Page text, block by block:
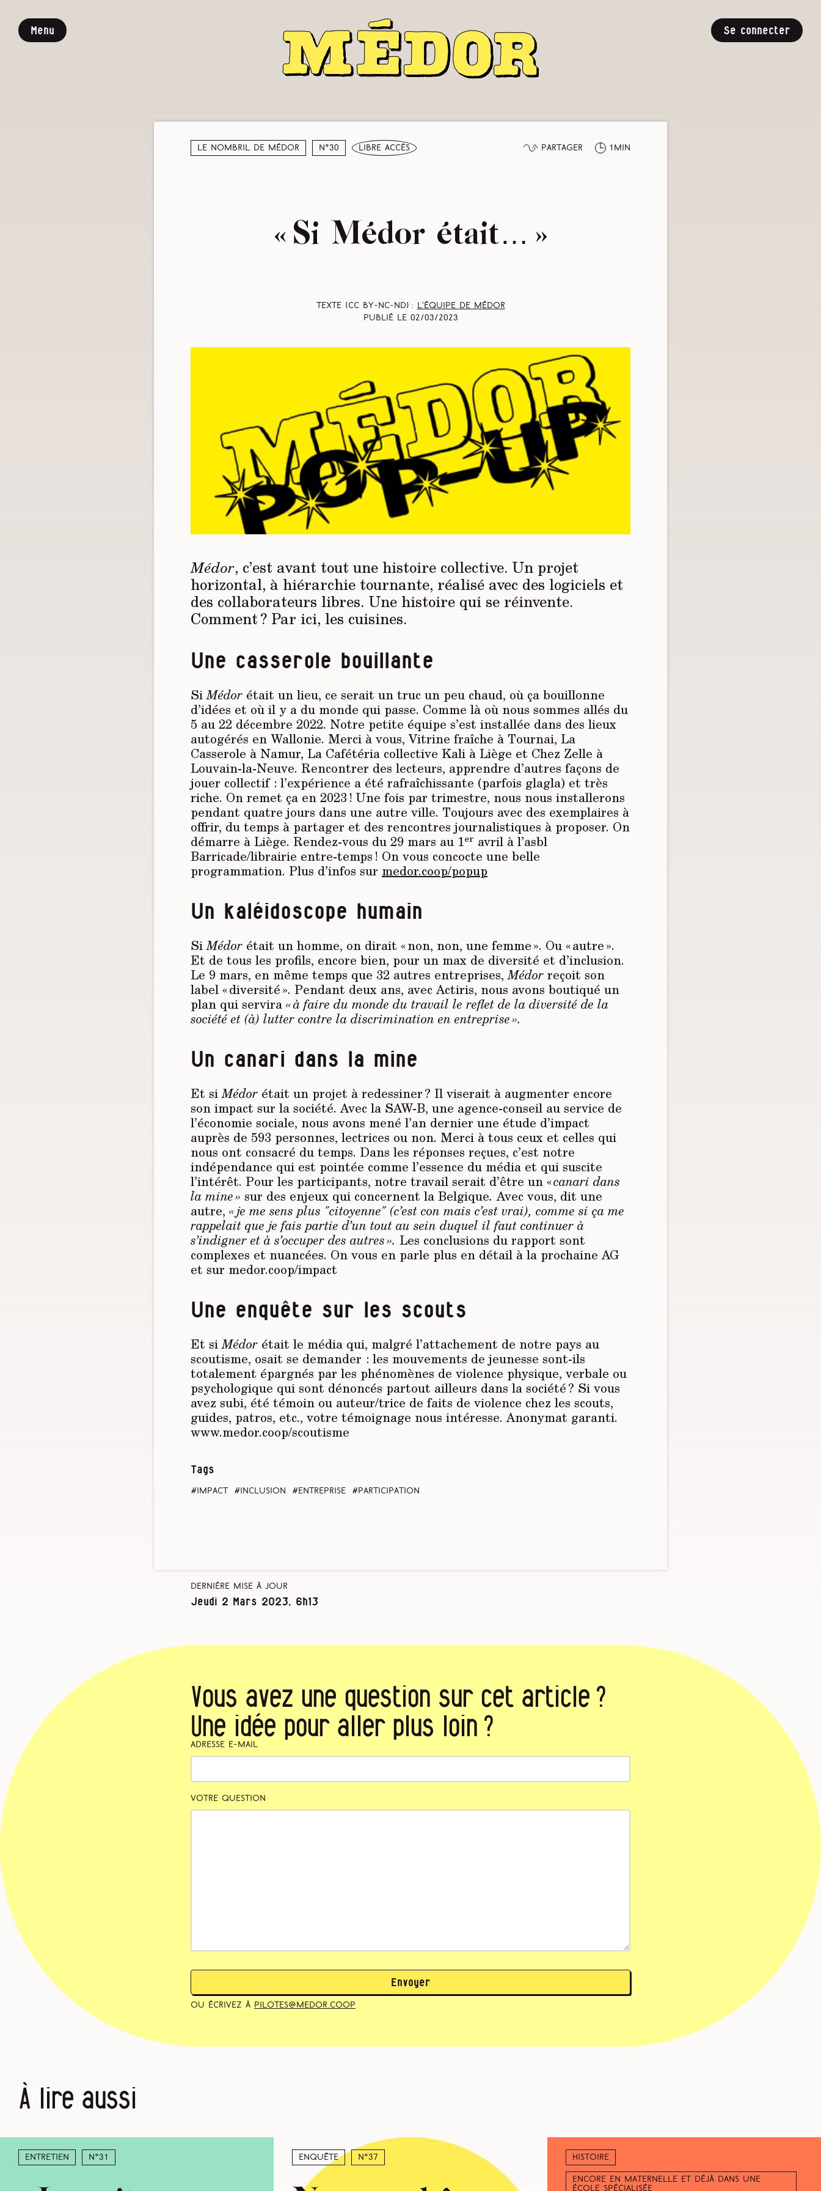
Menu Se connecter
Le nombril de Médor N°30 libre accès Partager 1min
« Si Médor était… »
Texte (CC BY-NC-ND) :
L’équipe de Médor
Publié le 02/03/2023
Médor, c’est avant tout une histoire collective. Un projet
horizontal, à hiérarchie tournante, réalisé avec des logiciels et
des collaborateurs libres. Une histoire qui se réinvente.
Comment ? Par ici, les cuisines.
Une casserole bouillante
SiMédor était un lieu, ce serait un truc un peu chaud, où ça bouillonne
d’idées et où il y a du monde qui passe. Comme là où nous sommes allés du
5 au 22 décembre 2022. Notre petite équipe s’est installée dans des lieux
autogérés en Wallonie. Merci à vous, Vitrine fraîche à Tournai, La
Casserole à Namur, La Cafétéria collective Kali à Liège et Chez Zelle à
Louvain-la-Neuve. Rencontrer des lecteurs, apprendre d’autres façons de
jouer collectif : l’expérience a été rafraîchissante (parfois glagla) et très
riche. On remet ça en 2023 ! Une fois par trimestre, nous nous installerons
pendant quatre jours dans une autre ville. Toujours avec des exemplaires à
offrir, du temps à partager et des rencontres journalistiques à proposer. On
démarre à Liège. Rendez-vous du 29 mars au 1er avril à l’asbl
Barricade/librairie entre-temps ! On vous concocte une belle
programmation. Plus d’infos sur medor.coop/popup
Un kaléidoscope humain
SiMédor était un homme, on dirait « non, non, une femme ». Ou « autre ».
Et de tous les profils, encore bien, pour un max de diversité et d’inclusion.
Le 9 mars, en même temps que 32 autres entreprises,Médor reçoit son
label « diversité ». Pendant deux ans, avec Actiris, nous avons boutiqué un
plan qui servira « à faire du monde du travail le reflet de la diversité de la
société et (à) lutter contre la discrimination en entreprise ».
Un canari dans la mine
Et siMédor était un projet à redessiner ? Il viserait à augmenter encore
son impact sur la société. Avec la SAW-B, une agence-conseil au service de
l’économie sociale, nous avons mené l’an dernier une étude d’impact
auprès de 593 personnes, lectrices ou non. Merci à tous ceux et celles qui
nous ont consacré du temps. Dans les réponses reçues, c’est notre
indépendance qui est pointée comme l’essence du média et qui suscite
l’intérêt. Pour les participants, notre travail serait d’être un «canari dans
la mine » sur des enjeux qui concernent la Belgique. Avec vous, dit une
autre, « je me sens plus "citoyenne" (c’est con mais c’est vrai), comme si ça me
rappelait que je fais partie d’un tout au sein duquel il faut continuer à
s’indigner et à s’occuper des autres ». Les conclusions du rapport sont
complexes et nuancées. On vous en parle plus en détail à la prochaine AG
et sur medor.coop/impact
Une enquête sur les scouts
Et siMédor était le média qui, malgré l’attachement de notre pays au
scoutisme, osait se demander : les mouvements de jeunesse sont-ils
totalement épargnés par les phénomènes de violence physique, verbale ou
psychologique qui sont dénoncés partout ailleurs dans la société ? Si vous
avez subi, été témoin ou auteur/trice de faits de violence chez les scouts,
guides, patros, etc., votre témoignage nous intéresse. Anonymat garanti.
www.medor.coop/scoutisme
Tags
impact inclusion entreprise participation
Dernière mise à jour
Jeudi 2 Mars 2023, 6h13
Vous avez une question sur cet article ?
Une idée pour aller plus loin ?
Adresse e-mail
Votre question
Envoyer
ou écrivez à pilotes@medor.coop
À lire aussi
Entretien N°31 Enquête N°37 Histoire
Encore en maternelle et déjà dans une
école spécialisée